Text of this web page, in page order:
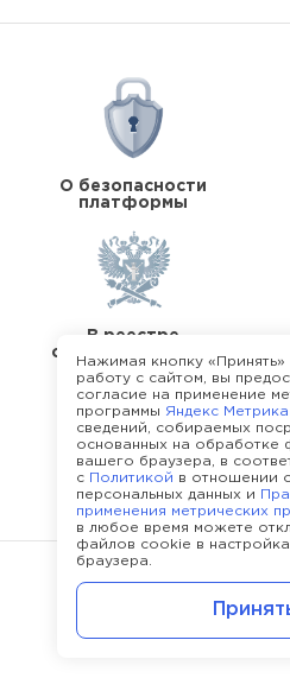
О безопасности
платформы
В реестре
операторов перс.
данных
О команде
©2013 -
Политика
Нажимая кнопку
работу с сайтом, вы
согласие на применение
программы Яндекс Метрика
сведений, собираемых
основанных на обработке
вашего браузера, в
с Политикой в отношении
персональных данных и
применения метрических
в любое время можете
файлов cookie в
браузера.